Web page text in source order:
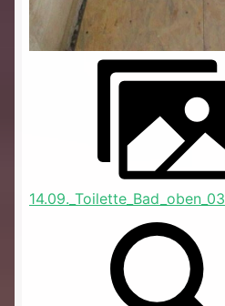
14.09._Toilette_Bad_oben_03